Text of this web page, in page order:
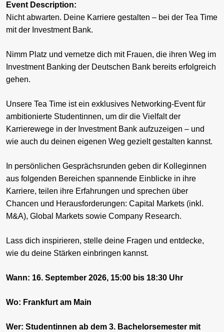
Event Description:
Nicht abwarten. Deine Karriere gestalten – bei der Tea Time
mit der Investment Bank.
Nimm Platz und vernetze dich mit Frauen, die ihren Weg im
Investment Banking der Deutschen Bank bereits erfolgreich
gehen.
Unsere Tea Time ist ein exklusives Networking-Event für
ambitionierte Studentinnen, um dir die Vielfalt der
Karrierewege in der Investment Bank aufzuzeigen – und
wie auch du deinen eigenen Weg gezielt gestalten kannst.
In persönlichen Gesprächsrunden geben dir Kolleginnen
aus folgenden Bereichen spannende Einblicke in ihre
Karriere, teilen ihre Erfahrungen und sprechen über
Chancen und Herausforderungen: Capital Markets (inkl.
M&A), Global Markets sowie Company Research.
Lass dich inspirieren, stelle deine Fragen und entdecke,
wie du deine Stärken einbringen kannst.
Wann: 16. September 2026, 15:00 bis 18:30 Uhr
Wo: Frankfurt am Main
Wer: Studentinnen ab dem 3. Bachelorsemester mit